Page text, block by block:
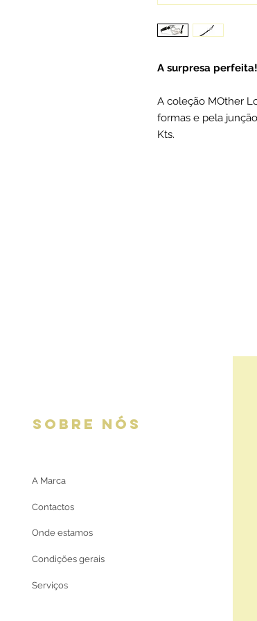
A surpresa
A coleção MOther
formas e pela
Kts.
SOBRE NÓS
A Marca
Contactos
Onde estamos
Condições gerais
Serviços